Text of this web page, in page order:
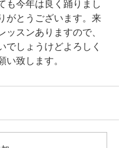
も今年は良く踊りまし
がとうございます。来
ッスンありますので、
でしょうけどよろしく
い致します。